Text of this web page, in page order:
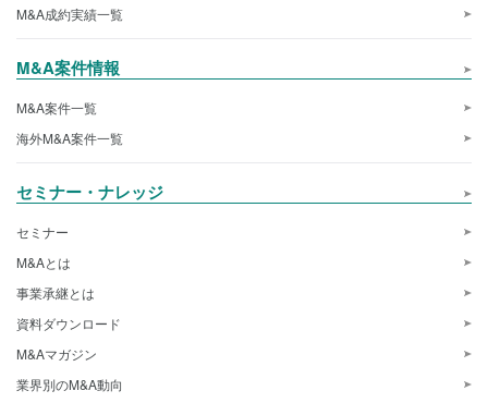
M&A成約実績一覧
M&A案件情報
M&A案件一覧
海外M&A案件一覧
セミナー・ナレッジ
セミナー
M&Aとは
事業承継とは
資料ダウンロード
M&Aマガジン
業界別のM&A動向